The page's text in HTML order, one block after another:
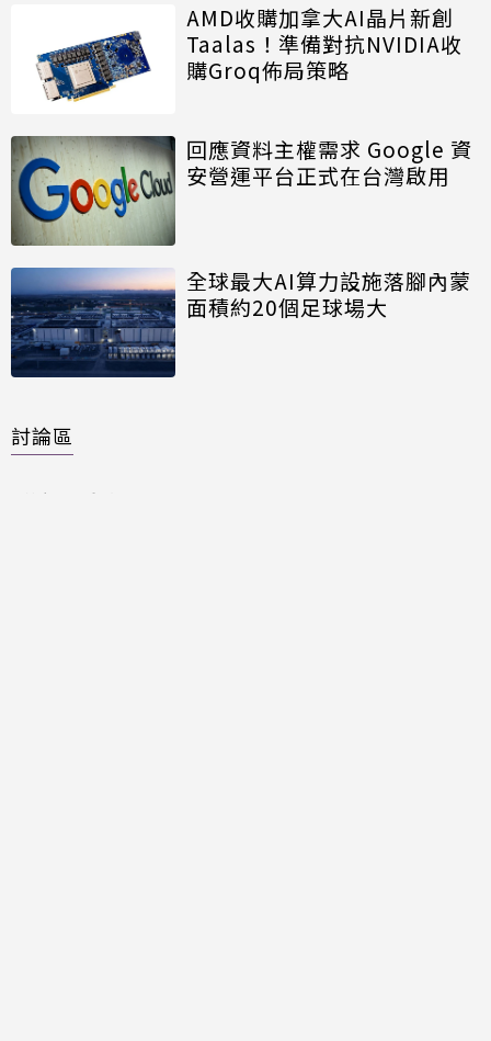
AMD收購加拿大AI晶片新創
Taalas！準備對抗NVIDIA收
購Groq佈局策略
回應資料主權需求 Google 資
安營運平台正式在台灣啟用
全球最大AI算力設施落腳內蒙
面積約20個足球場大
討論區
共有 則留言